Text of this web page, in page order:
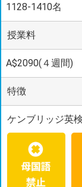
1128-1410名
授業料
A$2090(４週間)
特徴
ケンブリッジ英